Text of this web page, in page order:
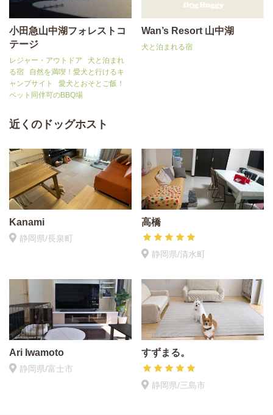
小田急山中湖フォレストコ
テージ
レジャー・アウトドア
犬と泊まれ
る宿
自然を満喫！愛犬と行けるキ
ャンプサイト
愛犬とおそとご飯！
ペット同伴可のBBQ場
Wan’s Resort 山中湖
犬と泊まれる宿
近くのドッグホスト
Kanami
静岡県/長泉町
高橋
静岡県/清水町
Ari Iwamoto
静岡県/富士市
すずまる。
静岡県/三島市